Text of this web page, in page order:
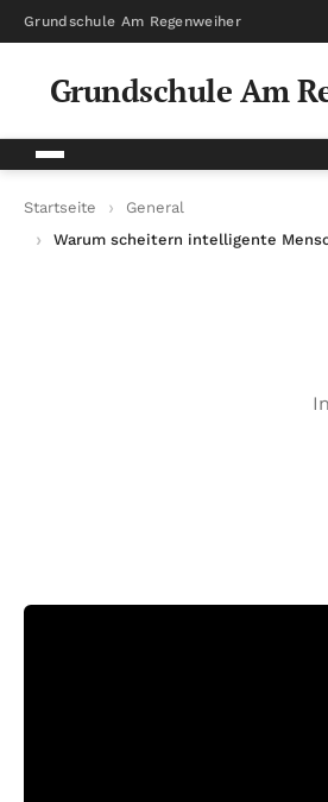
Grundschule Am Regenweiher
Grundschule Am
Startseite
General
Warum scheitern intelligente